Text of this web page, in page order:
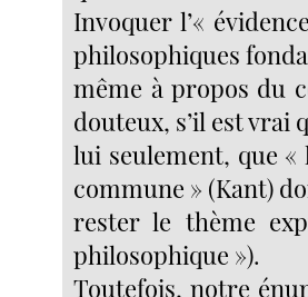
Invoquer l’«
philosophiques
même à propos du
douteux, s’il est vrai
lui seulement, que «
commune » (Kant)
rester le thème
philosophique »).
Toutefois, notre